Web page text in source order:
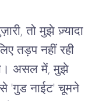
तो मुझे ज़्यादा
तड़प नहीं रही
असल में, मुझे
'गुड नाईट' चूमने